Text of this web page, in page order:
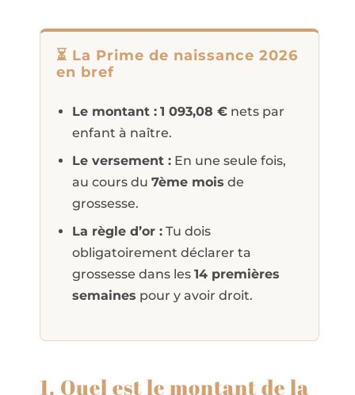
⏳ La Prime de naissance 2026
en bref
Le montant : 1 093,08 €nets par
enfant à naître.
Le versement :En une seule fois,
au cours du 7ème mois de
grossesse.
La règle d’or :Tu dois
obligatoirement déclarer ta
grossesse dans les 14 premières
semaines pour y avoir droit.
1. Quel est le montant de la